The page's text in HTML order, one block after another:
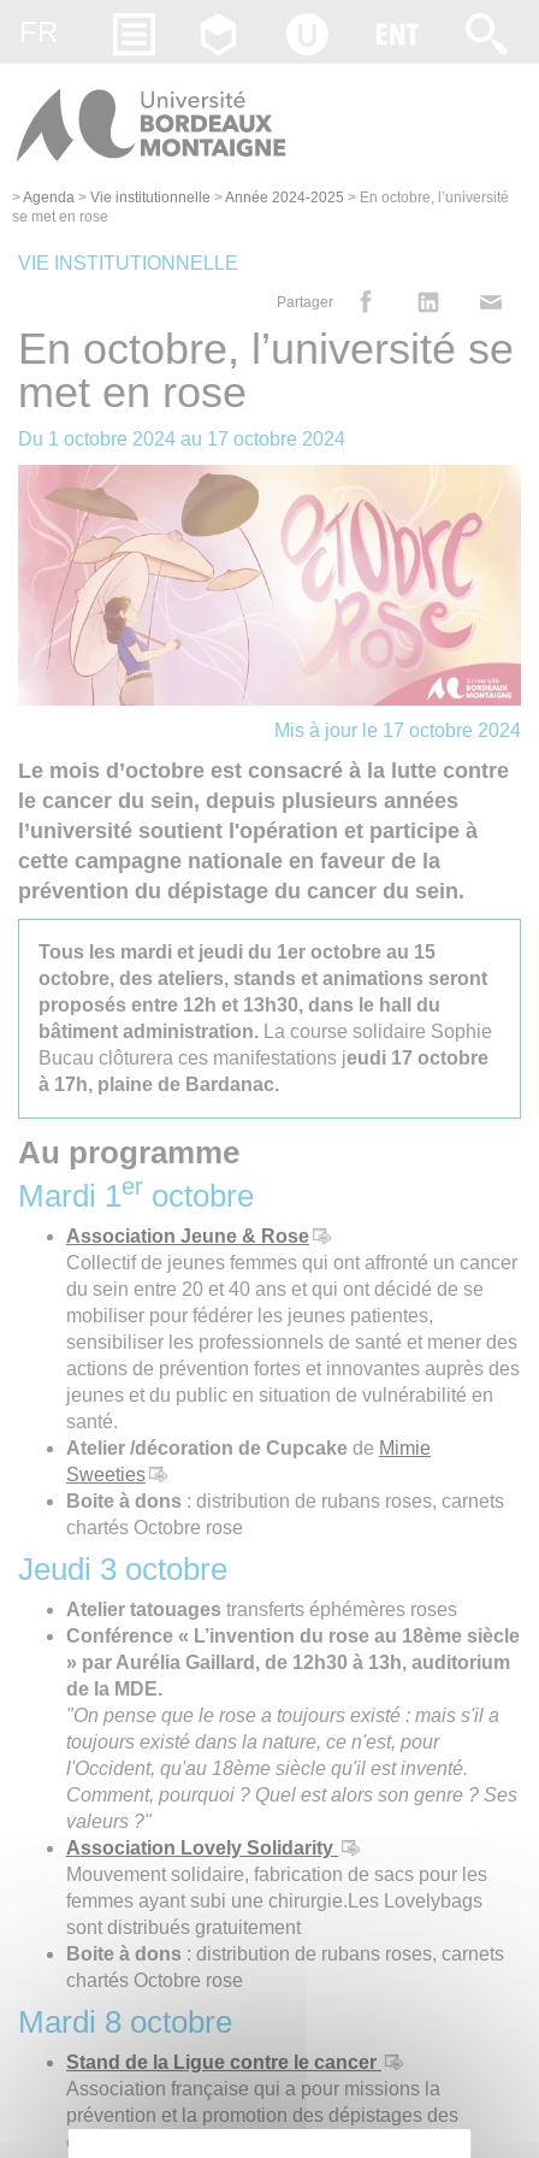
>Agenda > Vie institutionnelle >Année 2024-2025 > En octobre, l’université
se met en rose
VIE INSTITUTIONNELLE
Partager
En octobre, l’université se
met en rose
Du 1 octobre 2024 au 17 octobre 2024
Mis à jour le 17 octobre 2024
Le mois d’octobre est consacré à la lutte contre
le cancer du sein, depuis plusieurs années
l’université soutient l'opération et participe à
cette campagne nationale en faveur de la
prévention du dépistage du cancer du sein.
Tous les mardi et jeudi du 1er octobre au 15
octobre, des ateliers, stands et animations seront
proposés entre 12h et 13h30, dans le hall du
bâtiment administration. La course solidaire Sophie
Bucau clôturera ces manifestations jeudi 17 octobre
à 17h, plaine de Bardanac.
Au programme
Mardi 1er octobre
Association Jeune & Rose
Collectif de jeunes femmes qui ont affronté un cancer
du sein entre 20 et 40 ans et qui ont décidé de se
mobiliser pour fédérer les jeunes patientes,
sensibiliser les professionnels de santé et mener des
actions de prévention fortes et innovantes auprès des
jeunes et du public en situation de vulnérabilité en
santé.
Atelier /décoration de Cupcake de Mimie
Sweeties
Boite à dons : distribution de rubans roses, carnets
chartés Octobre rose
Jeudi 3 octobre
Atelier tatouages transferts éphémères roses
Conférence « L’invention du rose au 18ème siècle
» par Aurélia Gaillard, de 12h30 à 13h, auditorium
de la MDE.
"On pense que le rose a toujours existé : mais s'il a
toujours existé dans la nature, ce n'est, pour
l'Occident, qu'au 18ème siècle qu'il est inventé.
Comment, pourquoi ? Quel est alors son genre ? Ses
valeurs ?"
Association Lovely Solidarity
Mouvement solidaire, fabrication de sacs pour les
femmes ayant subi une chirurgie.Les Lovelybags
sont distribués gratuitement
Boite à dons : distribution de rubans roses, carnets
chartés Octobre rose
Mardi 8 octobre
Stand de la Ligue contre le cancer
Association française qui a pour missions la
prévention et la promotion des dépistages des
cancers